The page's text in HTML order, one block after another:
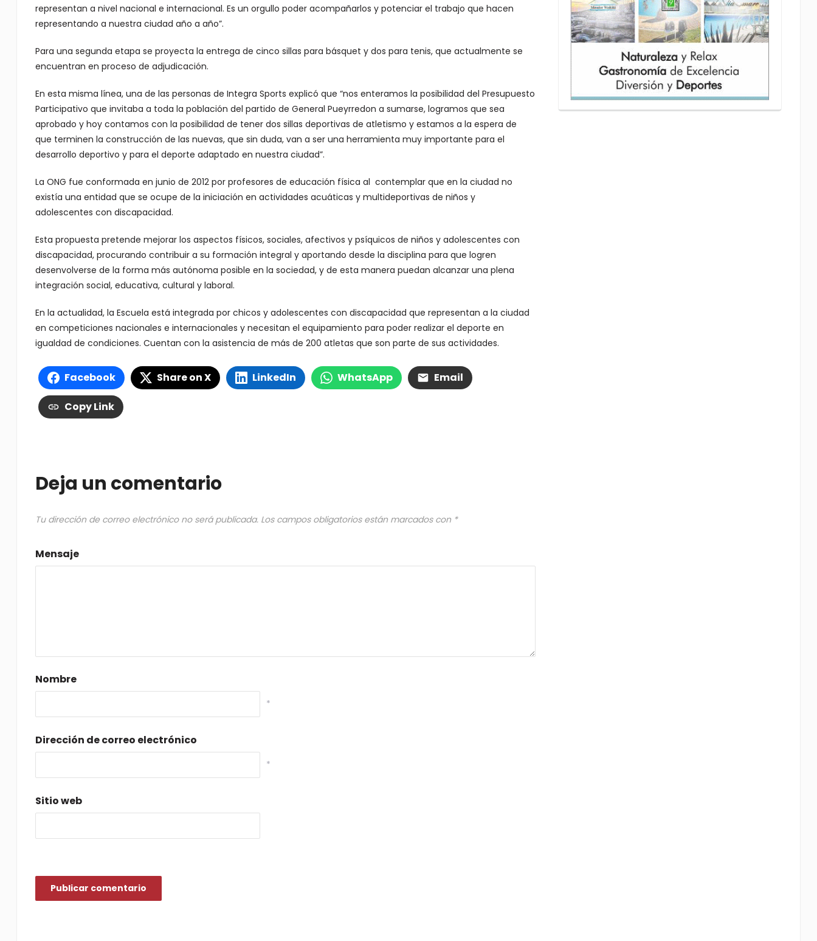
representan a nivel nacional e internacional. Es un orgullo poder acompañarlos y potenciar el trabajo que hacen
representando a nuestra ciudad año a año”.
Para una segunda etapa se proyecta la entrega de cinco sillas para básquet y dos para tenis, que actualmente se
encuentran en proceso de adjudicación.
En esta misma línea, una de las personas de Integra Sports explicó que “nos enteramos la posibilidad del Presupuesto
Participativo que invitaba a toda la población del partido de General Pueyrredon a sumarse, logramos que sea
aprobado y hoy contamos con la posibilidad de tener dos sillas deportivas de atletismo y estamos a la espera de
que terminen la construcción de las nuevas, que sin duda, van a ser una herramienta muy importante para el
desarrollo deportivo y para el deporte adaptado en nuestra ciudad”.
La ONG fue conformada en junio de 2012 por profesores de educación física al contemplar que en la ciudad no
existía una entidad que se ocupe de la iniciación en actividades acuáticas y multideportivas de niños y
adolescentes con discapacidad.
Esta propuesta pretende mejorar los aspectos físicos, sociales, afectivos y psíquicos de niños y adolescentes con
discapacidad, procurando contribuir a su formación integral y aportando desde la disciplina para que logren
desenvolverse de la forma más autónoma posible en la sociedad, y de esta manera puedan alcanzar una plena
integración social, educativa, cultural y laboral.
En la actualidad, la Escuela está integrada por chicos y adolescentes con discapacidad que representan a la ciudad
en competiciones nacionales e internacionales y necesitan el equipamiento para poder realizar el deporte en
igualdad de condiciones. Cuentan con la asistencia de más de 200 atletas que son parte de sus actividades.
Facebook Share on X LinkedIn WhatsApp Email
Copy Link
Deja un comentario
Tu dirección de correo electrónico no será publicada. Los campos obligatorios están marcados con *
Mensaje
Nombre
*
Dirección de correo electrónico
*
Sitio web